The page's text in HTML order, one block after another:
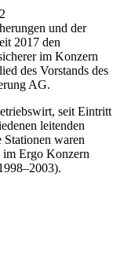
und der
2017 den
im Konzern
des Vorstands des
AG.
seit Eintritt
leitenden
Stationen waren
im Ergo Konzern